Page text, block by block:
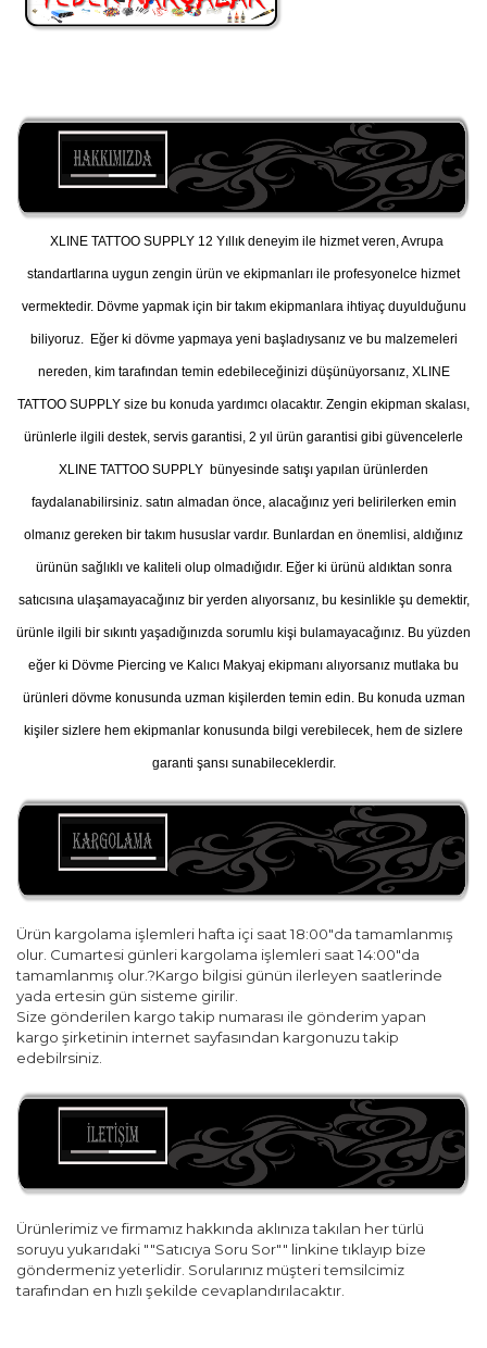
XLINE TATTOO SUPPLY 12 Yıllık deneyim ile hizmet veren, Avrupa
standartlarına uygun zengin ürün ve ekipmanları ile profesyonelce hizmet
vermektedir. Dövme yapmak için bir takım ekipmanlara ihtiyaç duyulduğunu
biliyoruz. Eğer ki dövme yapmaya yeni başladıysanız ve bu malzemeleri
nereden, kim tarafından temin edebileceğinizi düşünüyorsanız, XLINE
TATTOO SUPPLY size bu konuda yardımcı olacaktır. Zengin ekipman skalası,
ürünlerle ilgili destek, servis garantisi, 2 yıl ürün garantisi gibi güvencelerle
XLINE TATTOO SUPPLY bünyesinde satışı yapılan ürünlerden
faydalanabilirsiniz. satın almadan önce, alacağınız yeri belirilerken emin
olmanız gereken bir takım hususlar vardır. Bunlardan en önemlisi, aldığınız
ürünün sağlıklı ve kaliteli olup olmadığıdır. Eğer ki ürünü aldıktan sonra
satıcısına ulaşamayacağınız bir yerden alıyorsanız, bu kesinlikle şu demektir,
ürünle ilgili bir sıkıntı yaşadığınızda sorumlu kişi bulamayacağınız. Bu yüzden
eğer ki Dövme Piercing ve Kalıcı Makyaj ekipmanı alıyorsanız mutlaka bu
ürünleri dövme konusunda uzman kişilerden temin edin. Bu konuda uzman
kişiler sizlere hem ekipmanlar konusunda bilgi verebilecek, hem de sizlere
garanti şansı sunabileceklerdir.
Ürün kargolama işlemleri hafta içi saat 18:00"da tamamlanmış
olur. Cumartesi günleri kargolama işlemleri saat 14:00"da
tamamlanmış olur.?Kargo bilgisi günün ilerleyen saatlerinde
yada ertesin gün sisteme girilir.
Size gönderilen kargo takip numarası ile gönderim yapan
kargo şirketinin internet sayfasından kargonuzu takip
edebilrsiniz.
Ürünlerimiz ve firmamız hakkında aklınıza takılan her türlü
soruyu yukarıdaki ""Satıcıya Soru Sor"" linkine tıklayıp bize
göndermeniz yeterlidir. Sorularınız müşteri temsilcimiz
tarafından en hızlı şekilde cevaplandırılacaktır.